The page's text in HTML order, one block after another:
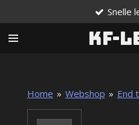
direct
naar
KF-
Snelle levering
Home » Webshop » End